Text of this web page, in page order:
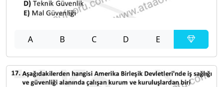
A B C D E